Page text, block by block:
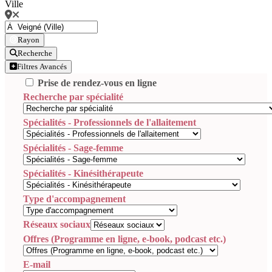
Ville
Rayon
Recherche
Filtres Avancés
Prise de rendez-vous en ligne
Recherche par spécialité
Spécialités - Professionnels de l'allaitement
Spécialités - Sage-femme
Spécialités - Kinésithérapeute
Type d'accompagnement
Réseaux sociaux
Offres (Programme en ligne, e-book, podcast etc.)
E-mail